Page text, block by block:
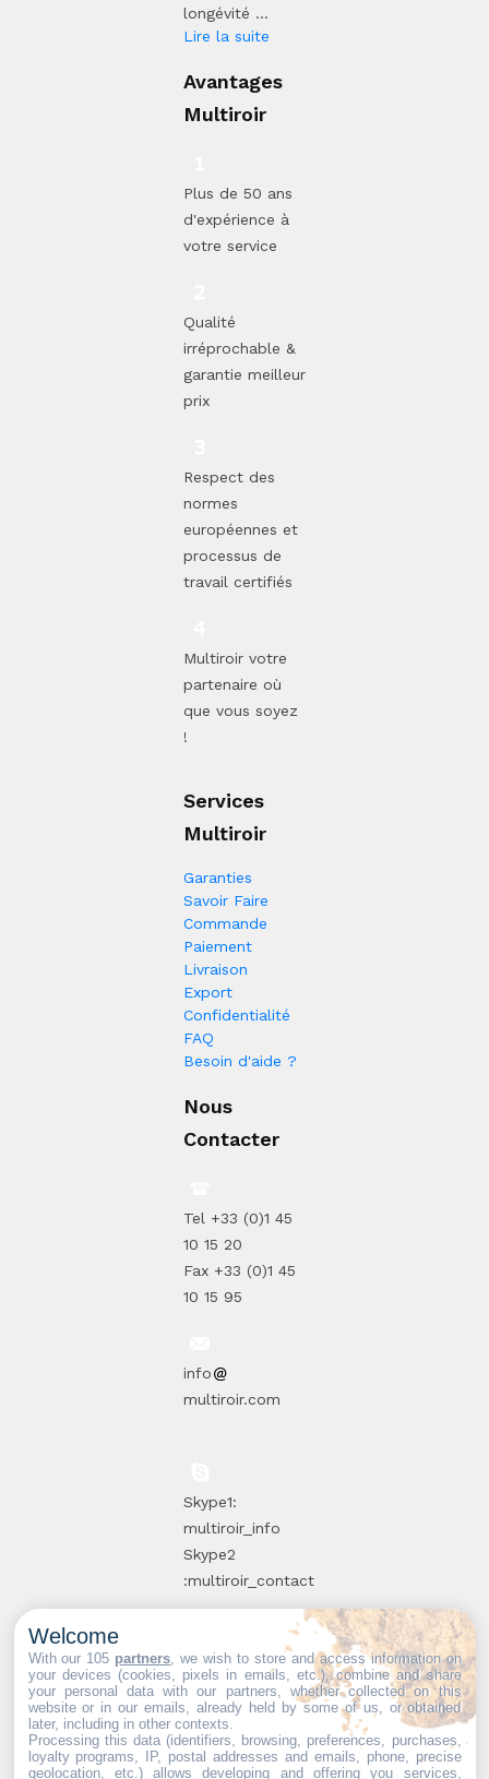
longévité ...
Lire la suite
Avantages
Multiroir
Plus de 50 ans
d'expérience à
votre service
Qualité
irréprochable &
garantie meilleur
prix
Respect des
normes
européennes et
processus de
travail certifiés
Multiroir votre
partenaire où
que vous soyez
!
Services
Multiroir
Garanties
Savoir Faire
Commande
Paiement
Livraison
Export
Confidentialité
FAQ
Besoin d'aide ?
Nous
Contacter
Tel +33 (0)1 45
10 15 20
Fax +33 (0)1 45
10 15 95
info
multiroir.com
Skype1:
multiroir_info
Skype2
:multiroir_contact
10, route de
Brie-Comte-
Robert
94520 Périgny-
sur-Yerres
Welcome
With our 105 partners , we wish to store and access information on
your devices (cookies, pixels in emails, etc.), combine and share
your personal data with our partners, whether collected on this
website or in our emails, already held by some of us, or obtained
later, including in other contexts.
Processing this data (identifiers, browsing, preferences, purchases,
loyalty programs, IP, postal addresses and emails, phone, precise
geolocation, etc.) allows developing and offering you services,